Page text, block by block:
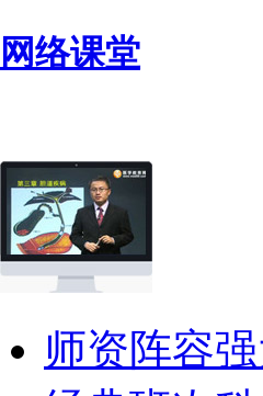
网络课堂
师资阵容